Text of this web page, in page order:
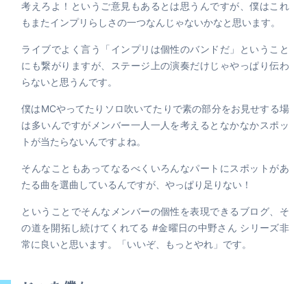
考えろよ！というご意見もあるとは思うんですが、僕はこれ
もまたインプリらしさの一つなんじゃないかなと思います。
ライブでよく言う「インプリは個性のバンドだ」ということ
にも繋がりますが、ステージ上の演奏だけじゃやっぱり伝わ
らないと思うんです。
僕はMCやってたりソロ吹いてたりで素の部分をお見せする場
は多いんですがメンバー一人一人を考えるとなかなかスポッ
トが当たらないんですよね。
そんなこともあってなるべくいろんなパートにスポットがあ
たる曲を選曲しているんですが、やっぱり足りない！
ということでそんなメンバーの個性を表現できるブログ、そ
の道を開拓し続けてくれてる #金曜日の中野さん シリーズ非
常に良いと思います。「いいぞ、もっとやれ」です。